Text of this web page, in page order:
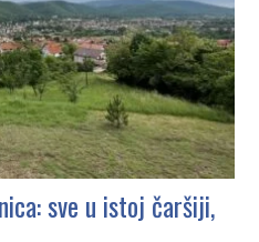
sve u istoj čaršiji,